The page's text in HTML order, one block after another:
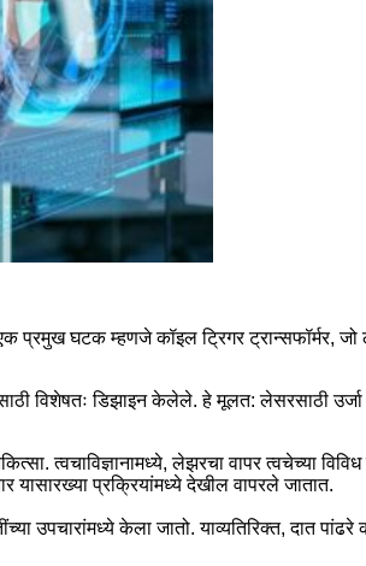
घटक म्हणजे कॉइल ट्रिगर ट्रान्सफॉर्मर, जो
विशेषतः डिझाइन केलेले. हे मूलत: लेसरसाठी उर्जा
त्वचाविज्ञानामध्ये, लेझरचा वापर त्वचेच्या
प्रक्रियांमध्ये देखील वापरले जातात.
उपचारांमध्ये केला जातो. याव्यतिरिक्त, दात